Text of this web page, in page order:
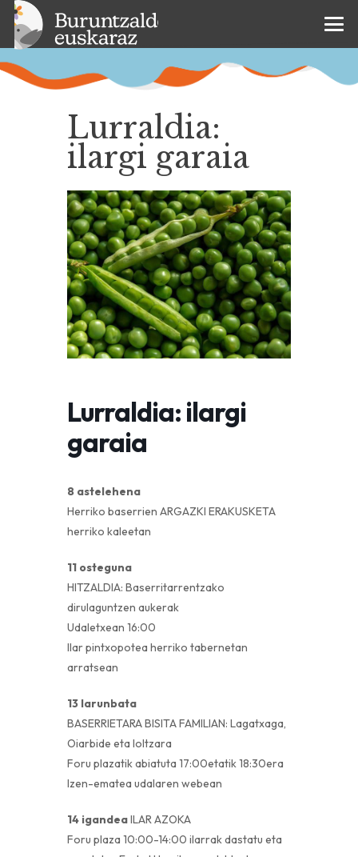
Lurraldia:
ilargi garaia
Lurraldia: ilargi
garaia
8 astelehena
Herriko baserrien ARGAZKI ERAKUSKETA
herriko kaleetan
11 osteguna
HITZALDIA: Baserritarrentzako
dirulaguntzen aukerak
Udaletxean 16:00
Ilar pintxopotea herriko tabernetan
arratsean
13 larunbata
BASERRIETARA BISITA FAMILIAN: Lagatxaga,
Oiarbide eta Ioltzara
Foru plazatik abiatuta 17:00etatik 18:30era
Izen-ematea udalaren webean
14 igandeaILAR AZOKA
Foru plaza 10:00-14:00 ilarrak dastatu eta